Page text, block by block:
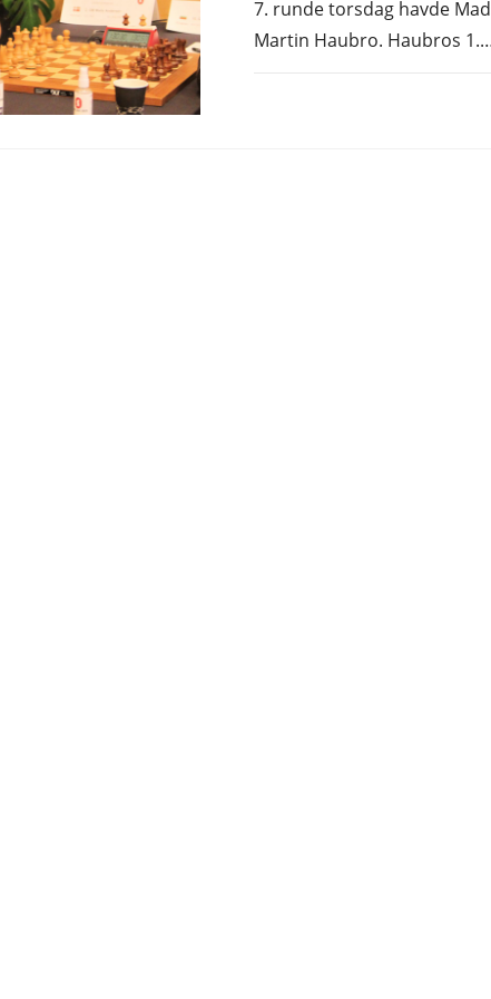
7. runde torsdag havde
Martin Haubro. Haubros